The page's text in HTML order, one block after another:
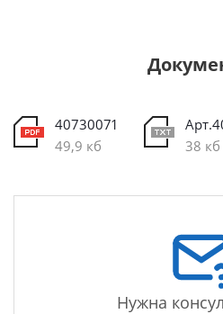
40730071
49,9 кб
38 кб
Нужна